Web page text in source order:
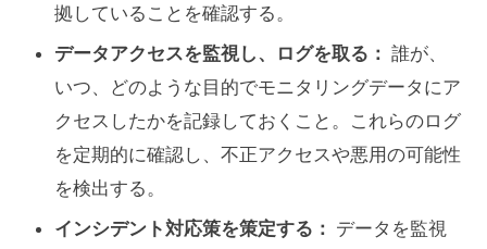
拠していることを確認する。
データアクセスを監視し、ログを取る： 誰が、
いつ、どのような目的でモニタリングデータにア
クセスしたかを記録しておくこと。これらのログ
を定期的に確認し、不正アクセスや悪用の可能性
を検出する。
インシデント対応策を策定する： データを監視